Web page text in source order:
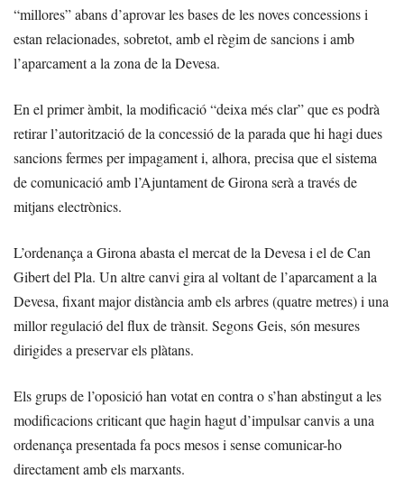
“millores” abans d’aprovar les bases de les noves concessions i
estan relacionades, sobretot, amb el règim de sancions i amb
l’aparcament a la zona de la Devesa.
En el primer àmbit, la modificació “deixa més clar” que es podrà
retirar l’autorització de la concessió de la parada que hi hagi dues
sancions fermes per impagament i, alhora, precisa que el sistema
de comunicació amb l’Ajuntament de Girona serà a través de
mitjans electrònics.
L’ordenança a Girona abasta el mercat de la Devesa i el de Can
Gibert del Pla. Un altre canvi gira al voltant de l’aparcament a la
Devesa, fixant major distància amb els arbres (quatre metres) i una
millor regulació del flux de trànsit. Segons Geis, són mesures
dirigides a preservar els plàtans.
Els grups de l’oposició han votat en contra o s’han abstingut a les
modificacions criticant que hagin hagut d’impulsar canvis a una
ordenança presentada fa pocs mesos i sense comunicar-ho
directament amb els marxants.